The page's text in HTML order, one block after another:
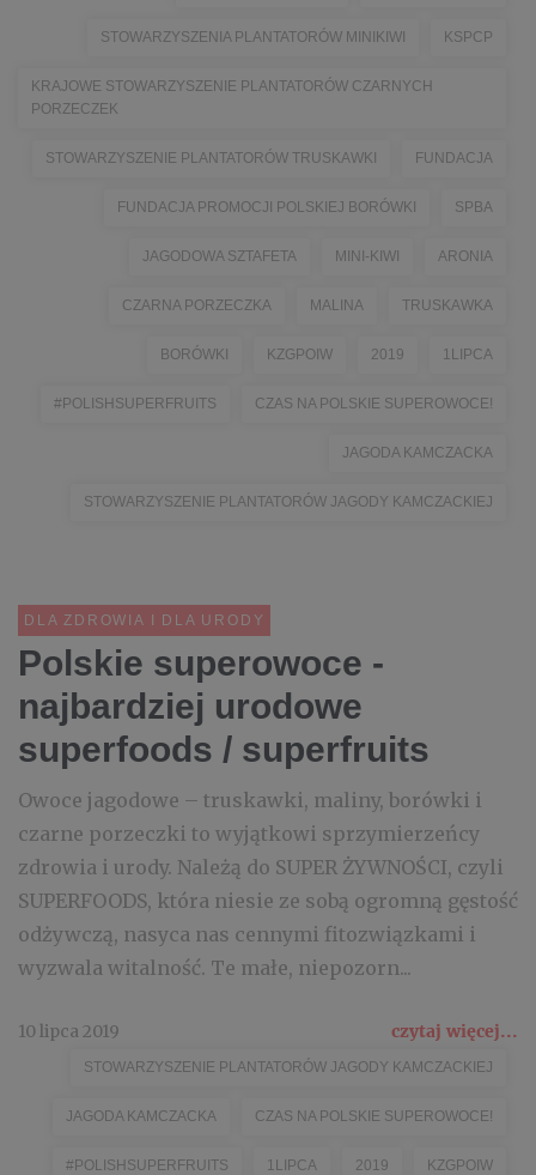
STOWARZYSZENIA PLANTATORÓW MINIKIWI KSPCP
KRAJOWE STOWARZYSZENIE PLANTATORÓW CZARNYCH
PORZECZEK
STOWARZYSZENIE PLANTATORÓW TRUSKAWKI FUNDACJA
FUNDACJA PROMOCJI POLSKIEJ BORÓWKI SPBA
JAGODOWA SZTAFETA MINI-KIWI ARONIA
CZARNA PORZECZKA MALINA TRUSKAWKA
BORÓWKI KZGPOIW 2019 1LIPCA
#POLISHSUPERFRUITS CZAS NA POLSKIE SUPEROWOCE!
JAGODA KAMCZACKA
STOWARZYSZENIE PLANTATORÓW JAGODY KAMCZACKIEJ
DLA ZDROWIA I DLA URODY
Polskie superowoce -
najbardziej urodowe
superfoods / superfruits
Owoce jagodowe – truskawki, maliny, borówki i
czarne porzeczki to wyjątkowi sprzymierzeńcy
zdrowia i urody. Należą do SUPER ŻYWNOŚCI, czyli
SUPERFOODS, która niesie ze sobą ogromną gęstość
odżywczą, nasyca nas cennymi fitozwiązkami i
wyzwala witalność. Te małe, niepozorn...
10 lipca 2019 czytaj więcej...
STOWARZYSZENIE PLANTATORÓW JAGODY KAMCZACKIEJ
JAGODA KAMCZACKA CZAS NA POLSKIE SUPEROWOCE!
#POLISHSUPERFRUITS 1LIPCA 2019 KZGPOIW